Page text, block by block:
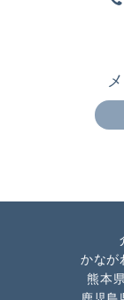
かなが
熊本